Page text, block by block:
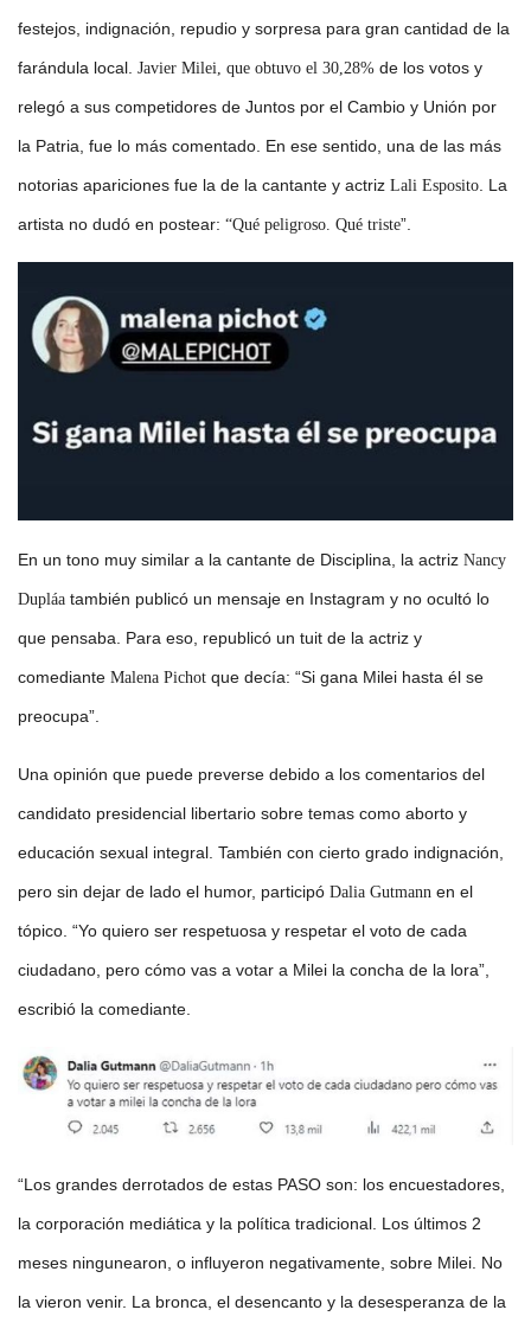
festejos, indignación, repudio y sorpresa para gran cantidad de la
farándula local. Javier Milei, que obtuvo el 30,28% de los votos y
relegó a sus competidores de Juntos por el Cambio y Unión por
la Patria, fue lo más comentado. En ese sentido, una de las más
notorias apariciones fue la de la cantante y actriz Lali Esposito . La
artista no dudó en postear: “Qué peligroso. Qué triste”.
En un tono muy similar a la cantante de Disciplina, la actriz Nancy
Dupláa también publicó un mensaje en Instagram y no ocultó lo
que pensaba. Para eso, republicó un tuit de la actriz y
comediante Malena Pichot que decía: “Si gana Milei hasta él se
preocupa”.
Una opinión que puede preverse debido a los comentarios del
candidato presidencial libertario sobre temas como aborto y
educación sexual integral. También con cierto grado indignación,
pero sin dejar de lado el humor, participó Dalia Gutmann en el
tópico. “Yo quiero ser respetuosa y respetar el voto de cada
ciudadano, pero cómo vas a votar a Milei la concha de la lora”,
escribió la comediante.
“Los grandes derrotados de estas PASO son: los encuestadores,
la corporación mediática y la política tradicional. Los últimos 2
meses ningunearon, o influyeron negativamente, sobre Milei. No
la vieron venir. La bronca, el desencanto y la desesperanza de la